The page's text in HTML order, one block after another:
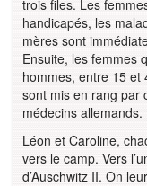
trois files. Les
handicapés, les
mères sont
Ensuite, les femmes
hommes, entre 15 et
sont mis en rang par
médecins allemands.
Léon et Caroline,
vers le camp. Vers
d’Auschwitz II. On